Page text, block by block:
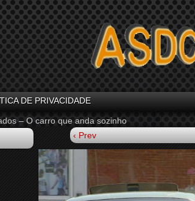
DE PRIVACIDADE
– O carro que anda sozinho
‹ Prev